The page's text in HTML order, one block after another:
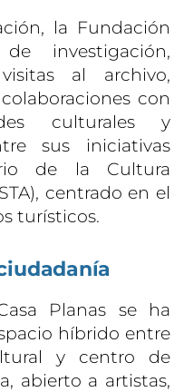
la Fundación
investigación,
al archivo,
con
culturales y
sus iniciativas
de la Cultura
centrado en el
turísticos.
Planas se ha
híbrido entre
y centro de
abierto a artistas,